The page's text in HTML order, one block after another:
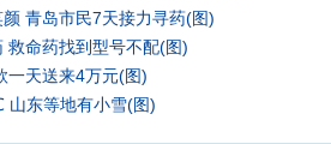
青岛市民7天接力寻药(图)
救命药找到型号不配(图)
一天送来4万元(图)
东等地有小雪(图)